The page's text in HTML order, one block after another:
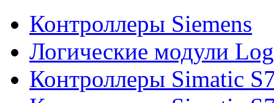
Контроллеры Siemens
Логические модули
Контроллеры Simatic